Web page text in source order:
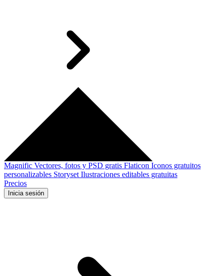
Magnific Vectores, fotos y PSD gratis Flaticon Iconos gratuitos
personalizables Storyset Ilustraciones editables gratuitas
Precios
Inicia sesión